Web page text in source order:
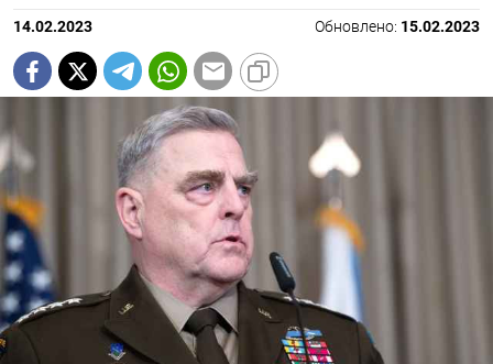
14.02.2023 Обновлено: 15.02.2023